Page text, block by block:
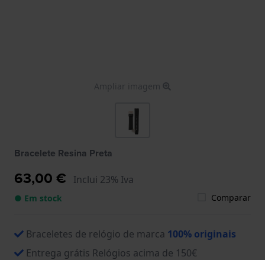
Ampliar imagem
Bracelete Resina Preta
63,00 € Inclui 23% Iva
● Em stock Comparar
Braceletes de relógio de marca 100% originais
Entrega grátis Relógios acima de 150€